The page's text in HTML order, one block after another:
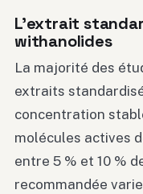
L’extrait
withanolides
La majorité des
extraits
concentration
molécules actives
entre 5 % et 10 %
recommandée